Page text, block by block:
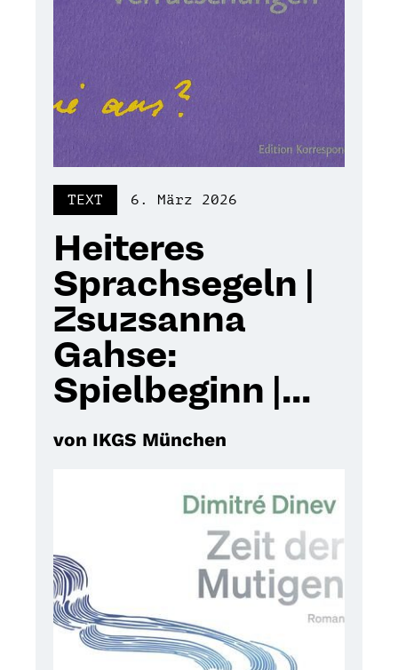
TEXT 6. März 2026
Heiteres
Sprachsegeln |
Zsuzsanna
Gahse:
Spielbeginn |...
von IKGS München